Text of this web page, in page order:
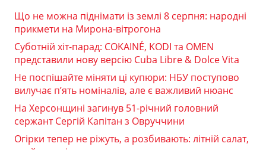
Що не можна піднімати із землі 8 серпня: народні
прикмети на Мирона-вітрогона
Суботній хіт-парад: COKAINÉ, KODI та OMEN
представили нову версію Cuba Libre & Dolce Vita
Не поспішайте міняти ці купюри: НБУ поступово
вилучає п’ять номіналів, але є важливий нюанс
На Херсонщині загинув 51-річний головний
сержант Сергій Капітан з Овруччини
Огірки тепер не ріжуть, а розбивають: літній салат,